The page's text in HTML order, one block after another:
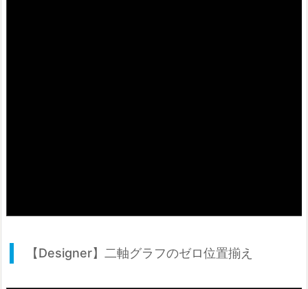
【Designer】二軸グラフのゼロ位置揃え